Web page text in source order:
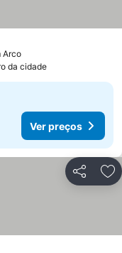
Arco
da cidade
Ver preços
Partilhar